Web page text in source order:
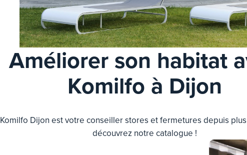
Améliorer son habitat
Komilfo à Dijon
Komilfo Dijon est votre conseiller stores et fermetures depuis
découvrez notre catalogue !